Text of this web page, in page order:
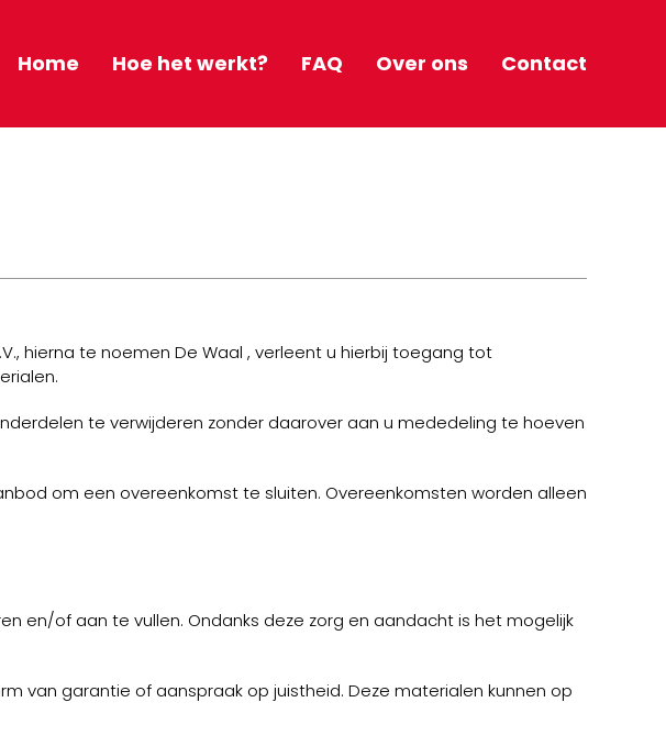
Home Hoe het werkt? FAQ Over ons Contact
hierna te noemen De Waal , verleent u hierbij toegang tot
te verwijderen zonder daarover aan u mededeling te hoeven
om een overeenkomst te sluiten. Overeenkomsten worden alleen
en/of aan te vullen. Ondanks deze zorg en aandacht is het mogelijk
van garantie of aanspraak op juistheid. Deze materialen kunnen op